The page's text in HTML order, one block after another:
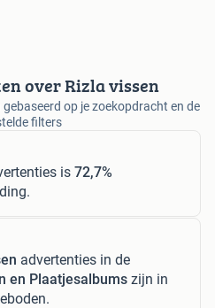
over Rizla vissen
op je zoekopdracht en de
filters
is 72,7%
advertenties in de
en Plaatjesalbums zijn in